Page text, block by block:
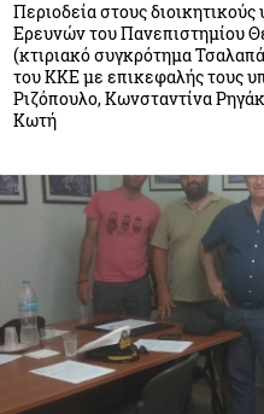
Περιοδεία στους
Ερευνών του Πανεπιστημίου
(κτιριακό συγκρότημα
του ΚΚΕ με επικεφαλής τους
Ριζόπουλο, Κωνσταντίνα
Κωτή